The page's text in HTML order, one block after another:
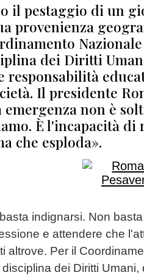
il pestaggio di un
provenienza
dei Diritti
responsabilità
Il presidente
emergenza non è
È l'incapacità
che esploda».
indignarsi. Non
e attendere che
altrove. Per il
dei Diritti